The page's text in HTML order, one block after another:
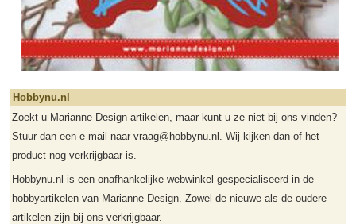
Hobbynu.nl
Zoekt u Marianne Design artikelen, maar kunt u ze niet bij ons vinden?
Stuur dan een e-mail naar vraag@hobbynu.nl. Wij kijken dan of het
product nog verkrijgbaar is.
Hobbynu.nl is een onafhankelijke webwinkel gespecialiseerd in de
hobbyartikelen van Marianne Design. Zowel de nieuwe als de oudere
artikelen zijn bij ons verkrijgbaar.